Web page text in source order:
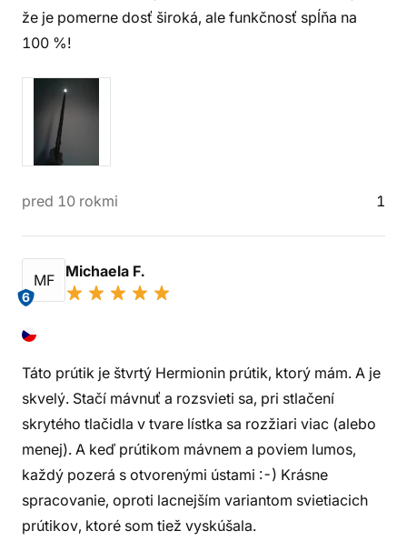
že je pomerne dosť široká, ale funkčnosť spĺňa na
100 %!
pred 10 rokmi 1
MF
6
Michaela F.
Táto prútik je štvrtý Hermionin prútik, ktorý mám. A je
skvelý. Stačí mávnuť a rozsvieti sa, pri stlačení
skrytého tlačidla v tvare lístka sa rozžiari viac (alebo
menej). A keď prútikom mávnem a poviem lumos,
každý pozerá s otvorenými ústami :-) Krásne
spracovanie, oproti lacnejším variantom svietiacich
prútikov, ktoré som tiež vyskúšala.